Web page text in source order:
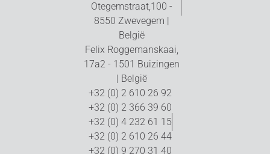
Otegemstraat,100 -
8550 Zwevegem |
België
Felix Roggemanskaai,
17a2 - 1501 Buizingen
| België
+32 (0) 2 610 26 92
+32 (0) 2 366 39 60
+32 (0) 4 232 61 15
+32 (0) 2 610 26 44
+32 (0) 9 270 31 40